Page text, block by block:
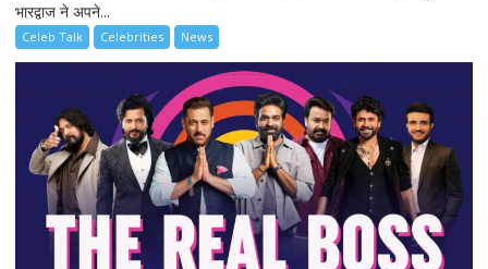
भारद्वाज ने अपने...
Celeb Talk Celebrities News